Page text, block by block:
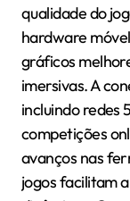
qualidade do
hardware
gráficos
imersivas. A
incluindo redes
competições
avanços nas
jogos facilitam